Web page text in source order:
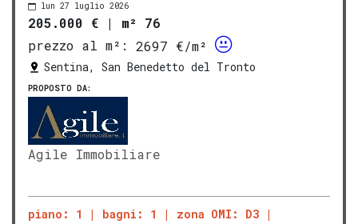
lun 27 luglio 2026
205.000 € | m² 76
prezzo al m²:
2697 €/m²
Sentina, San Benedetto del Tronto
PROPOSTO DA:
Agile Immobiliare
piano: 1 bagni: 1
zona OMI: D3